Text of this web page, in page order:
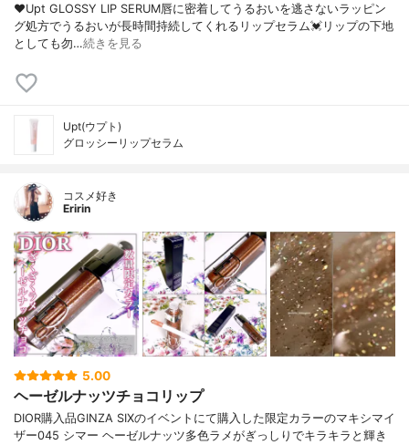
❤︎⁡Upt GLOSSY LIP SERUM唇に密着してうるおいを逃さないラッピン
グ処方でうるおいが長時間持続してくれるリップセラム💓⁡リップの下地
としても勿…続きを見る
Upt(ウプト)
グロッシーリップセラム
コスメ好き
Eririn
5.00
ヘーゼルナッツチョコリップ
DIOR購入品GINZA SIXのイベントにて購入した限定カラーのマキシマイ
ザー045 シマー ヘーゼルナッツ多色ラメがぎっしりでキラキラと輝き